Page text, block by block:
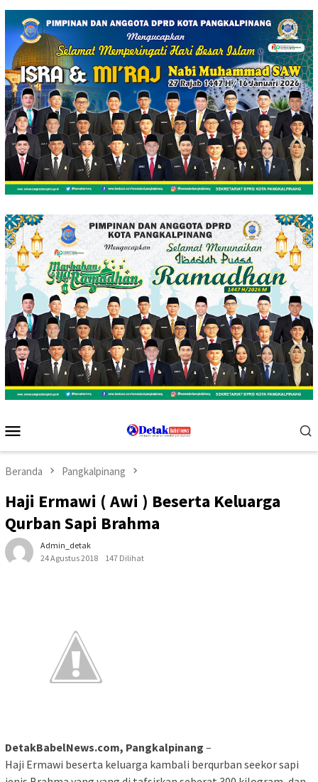
Loncat
konten
Mobile
Beranda Pangkalpinang
Haji Ermawi ( Awi ) Beserta Keluarga
Qurban Sapi Brahma
Admin_detak
24 Agustus 2018
147 Dilihat
DetakBabelNews.com, Pangkalpinang –
Haji Ermawi beserta keluarga kambali berqurban seekor sapi